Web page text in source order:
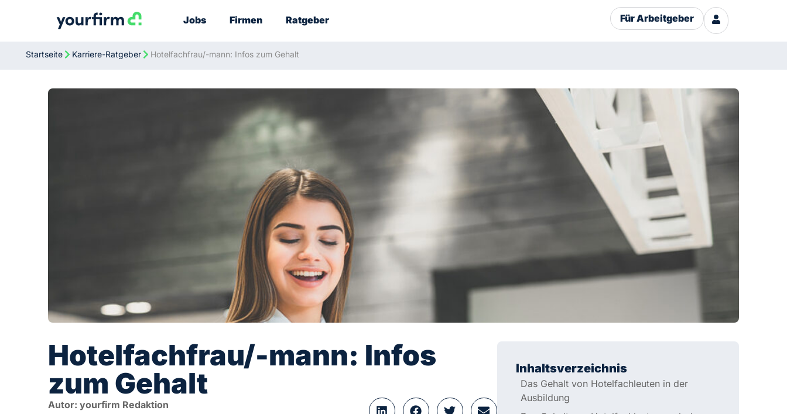
Hotelfachfrau/-mann: Infos
zum Gehalt
Autor: yourfirm Redaktion
Das Gehalt von Hotelfachleuten in der
Ausbildung
Inhaltsverzeichnis